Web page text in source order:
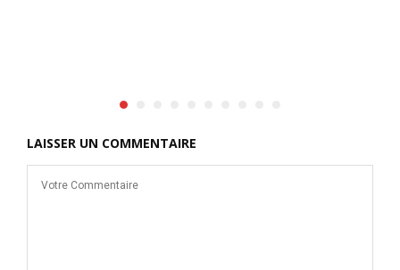
LAISSER UN COMMENTAIRE